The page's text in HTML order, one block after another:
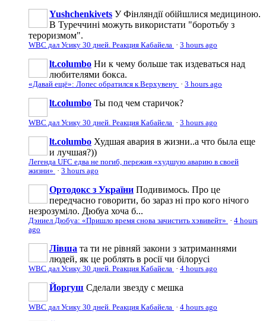
Yushchenkivets У Фінляндії обійшлися медициною.
В Туреччині можуть використати "боротьбу з
тероризмом".
WBC дал Усику 30 дней. Реакция Кабайела · 3 hours ago
lt.columbo Ни к чему больше так издеваться над
любителями бокса.
«Давай ещё»: Лопес обратился к Верхувену · 3 hours ago
lt.columbo Ты под чем старичок?
WBC дал Усику 30 дней. Реакция Кабайела · 3 hours ago
lt.columbo Худшая авария в жизни..а что была еще
и лучшая?))
Легенда UFC едва не погиб, пережив «худшую аварию в своей
жизни» · 3 hours ago
Ортодокс з України Подивимось. Про це
передчасно говорити, бо зараз ні про кого нічого
незрозуміло. Дюбуа хоча б...
Дэниел Дюбуа: «Пришло время снова зачистить хэвивейт» · 4 hours
ago
Лівша та ти не рівняй закони з затриманнями
людей, як це роблять в росії чи білорусі
WBC дал Усику 30 дней. Реакция Кабайела · 4 hours ago
Йоргуш Сделали звезду с мешка
WBC дал Усику 30 дней. Реакция Кабайела · 4 hours ago